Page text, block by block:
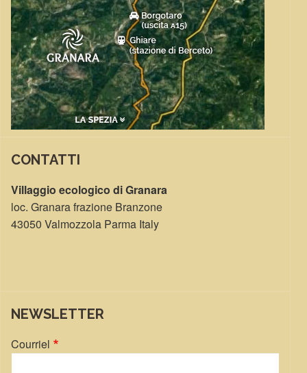
CONTATTI
Villaggio ecologico di Granara
loc. Granara frazione Branzone
43050 Valmozzola Parma Italy
NEWSLETTER
Courriel